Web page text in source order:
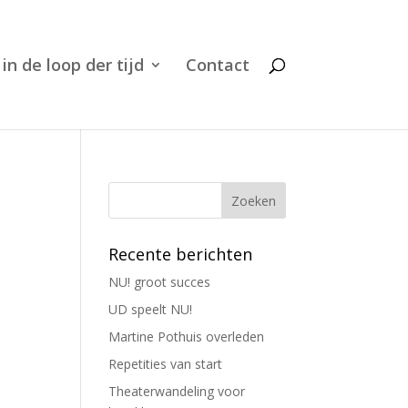
de loop der tijd Contact
Recente berichten
NU! groot succes
UD speelt NU!
Martine Pothuis overleden
Repetities van start
Theaterwandeling voor